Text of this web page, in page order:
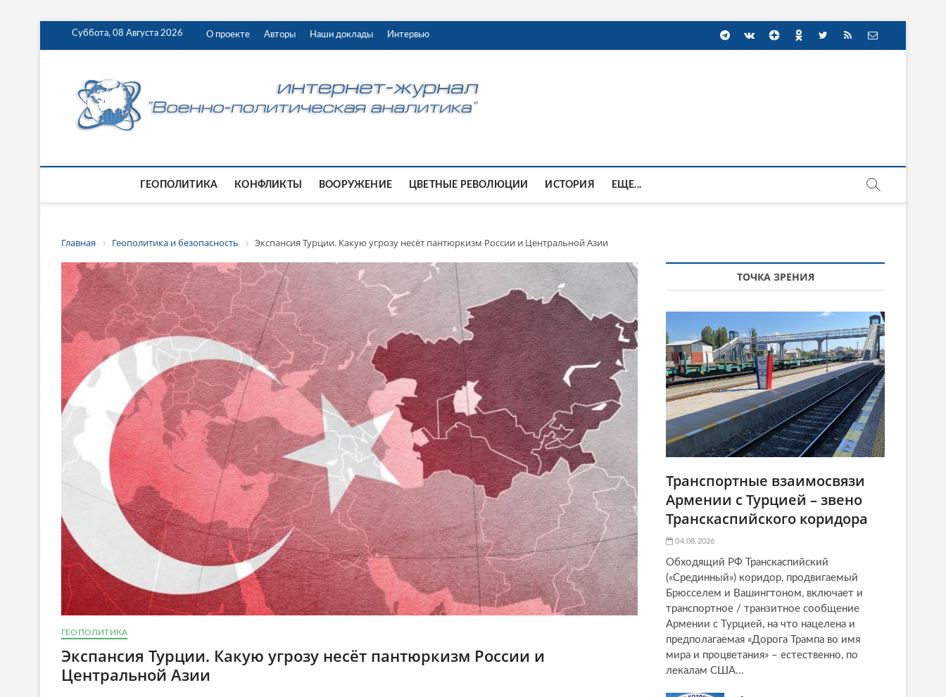
Суббота, 08 Августа 2026 О проекте Авторы Наши доклады Интервью
ГЕОПОЛИТИКА КОНФЛИКТЫ ВООРУЖЕНИЕ ЦВЕТНЫЕ РЕВОЛЮЦИИ ИСТОРИЯ ЕЩЕ...
Главная Геополитика и безопасность Экспансия Турции. Какую угрозу несёт пантюркизм России и Центральной Азии
ГЕОПОЛИТИКА
Экспансия Турции. Какую угрозу несёт пантюркизм России и
Центральной Азии
ТОЧКА ЗРЕНИЯ
Транспортные взаимосвязи
Армении с Турцией – звено
Транскаспийского коридора
04.08.2026
Обходящий РФ Транскаспийский
(«Срединный») коридор, продвигаемый
Брюсселем и Вашингтоном, включает и
транспортное / транзитное сообщение
Армении с Турцией, на что нацелена и
предполагаемая «Дорога Трампа во имя
мира и процветания» – естественно, по
лекалам США...